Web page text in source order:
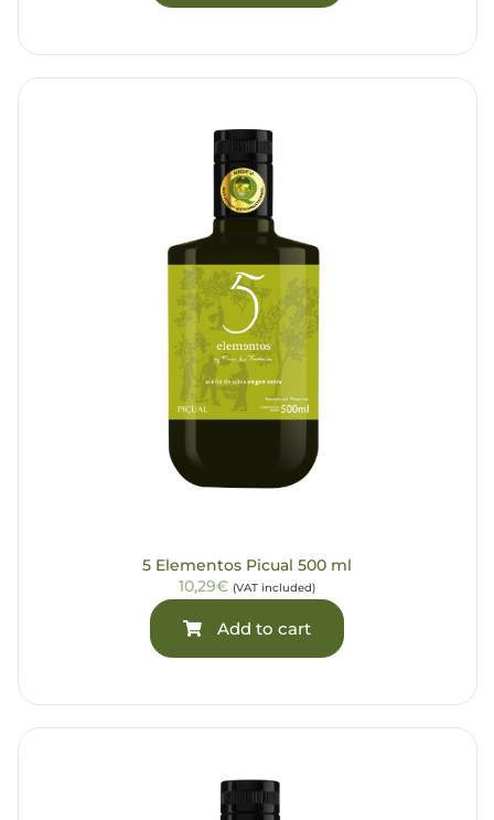
5 Elementos Picual 500 ml
10,29€ (VAT included)
Add to cart